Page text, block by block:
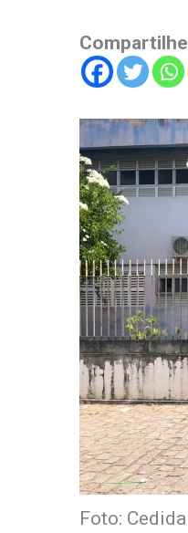
Compartilhe
Foto: Cedida